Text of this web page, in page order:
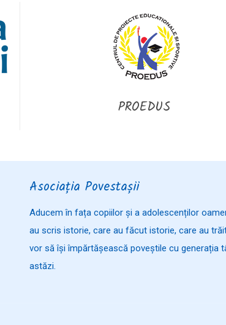
PROEDUS
Asociația Povestașii
Aducem în fața copiilor și a adolescenților
au scris istorie, care au făcut istorie, care au
vor să își împărtășească poveștile cu generația
astăzi.